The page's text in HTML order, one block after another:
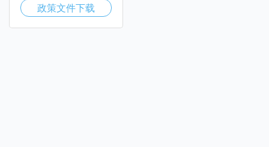
政策文件下载